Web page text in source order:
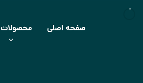
صفحه اصلی محصولات